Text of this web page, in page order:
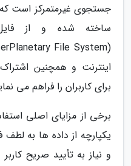
ساخته شده و از
اینترنت و همچنین
برای کاربران را فراهم می
برخی از مزایای اصلی
و نیاز به تأیید صریح